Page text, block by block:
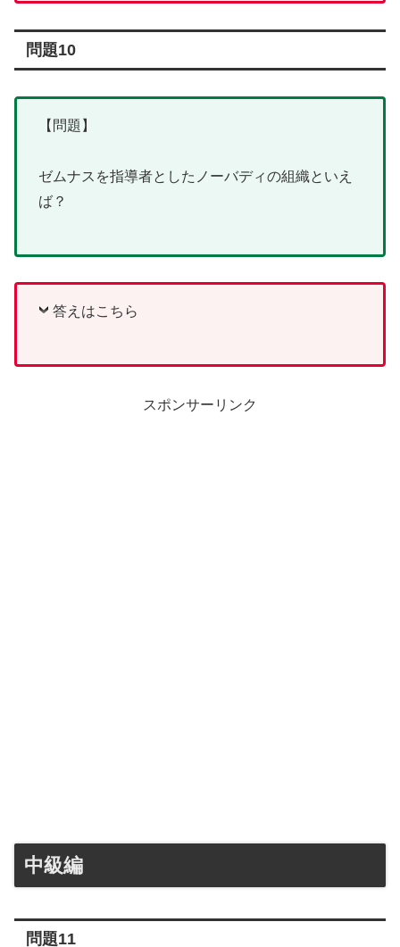
問題10
【問題】
ゼムナスを指導者としたノーバディの組織といえ
ば？
答えはこちら
スポンサーリンク
中級編
問題11